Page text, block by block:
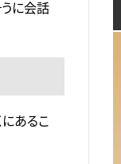
に会話
あるこ